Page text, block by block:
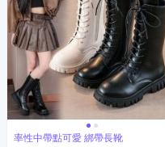
率性中帶點可愛 綁帶長靴